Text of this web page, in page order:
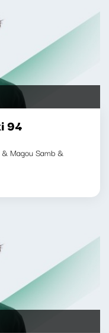
94
Magou Samb &